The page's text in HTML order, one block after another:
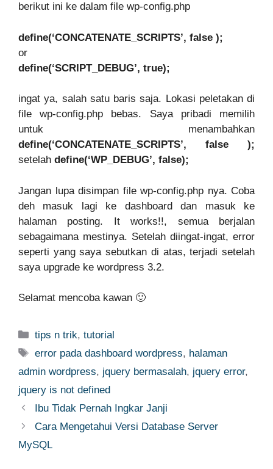
berikut ini ke dalam file wp-config.php
define(‘CONCATENATE_SCRIPTS’, false );
or
define(‘SCRIPT_DEBUG’, true);
ingat ya, salah satu baris saja. Lokasi peletakan di
file wp-config.php bebas. Saya pribadi memilih
untuk menambahkan
define(‘CONCATENATE_SCRIPTS’, false );
setelah define(‘WP_DEBUG’, false);
Jangan lupa disimpan file wp-config.php nya. Coba
deh masuk lagi ke dashboard dan masuk ke
halaman posting. It works!!, semua berjalan
sebagaimana mestinya. Setelah diingat-ingat, error
seperti yang saya sebutkan di atas, terjadi setelah
saya upgrade ke wordpress 3.2.
Selamat mencoba kawan 🙂
Categories
tips n trik,tutorial
Tags
error pada dashboard wordpress, halaman
admin wordpress, jquery bermasalah, jquery error,
jquery is not defined
Ibu Tidak Pernah Ingkar Janji
Cara Mengetahui Versi Database Server
MySQL